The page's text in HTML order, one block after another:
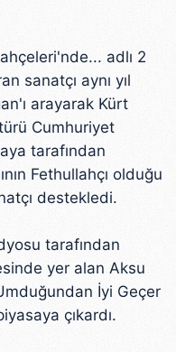
adlı 2
sanatçı aynı yıl
arayarak Kürt
Cumhuriyet
tarafından
Fethullahçı olduğu
destekledi.
tarafından
yer alan Aksu
İyi Geçer
çıkardı.